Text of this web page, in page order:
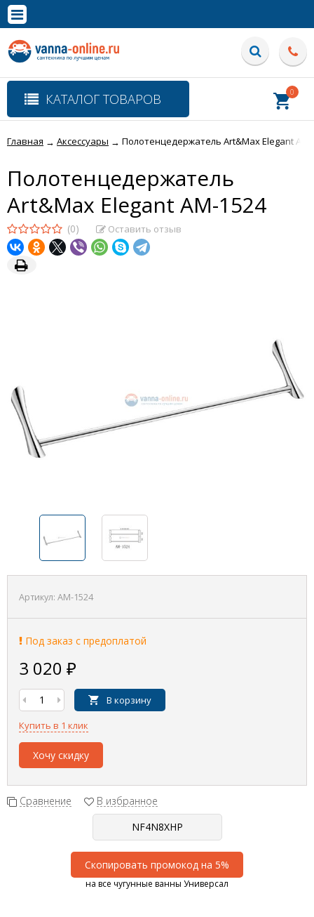
Полная версия сайта
КАТАЛОГ ТОВАРОВ 0
Главная → Аксессуары → Полотенцедержатель Art&Max Elegant AM-
Полотенцедержатель
Art&Max Elegant AM-1524
(0) Оставить отзыв
Артикул: AM-1524
Под заказ с предоплатой
3 020 ₽
В корзину
Купить в 1 клик
Хочу скидку
Сравнение В избранное
Скопировать промокод на 5%
на все чугунные ванны Универсал